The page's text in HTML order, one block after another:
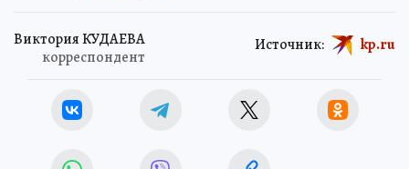
Виктория КУДАЕВА
корреспондент
Источник: kp.ru